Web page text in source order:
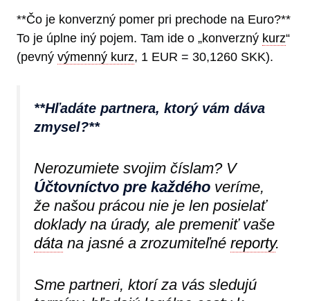
**Čo je konverzný pomer pri prechode na Euro?**
To je úplne iný pojem. Tam ide o „konverzný kurz“
(pevný výmenný kurz, 1 EUR = 30,1260 SKK).
**Hľadáte partnera, ktorý vám dáva
zmysel?**
Nerozumiete svojim číslam? V
Účtovníctvo pre každého veríme,
že našou prácou nie je len posielať
doklady na úrady, ale premeniť vaše
dáta na jasné a zrozumiteľné reporty.
Sme partneri, ktorí za vás sledujú